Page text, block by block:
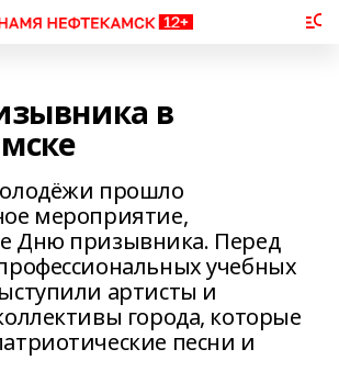
в
прошло
мероприятие,
Дню призывника. Перед
учебных
артисты и
города, которые
песни и